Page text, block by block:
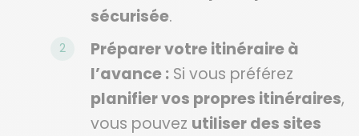
sécurisée.
Préparer votre itinéraire à
l’avance : Si vous préférez
planifier vos propres itinéraires,
vous pouvez utiliser des sites